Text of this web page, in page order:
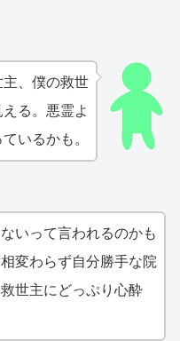
、僕の救世
る。悪霊よ
いるかも。
いって言われるのかも
変わらず自分勝手な院
世主にどっぷり心酔